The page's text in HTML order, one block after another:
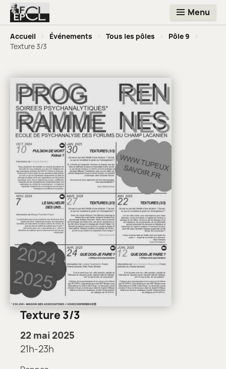
Menu
Accueil > Événements > Tous les pôles > Pôle 9
>
Texture 3/3
Texture 3/3
22 mai 2025
21h-23h